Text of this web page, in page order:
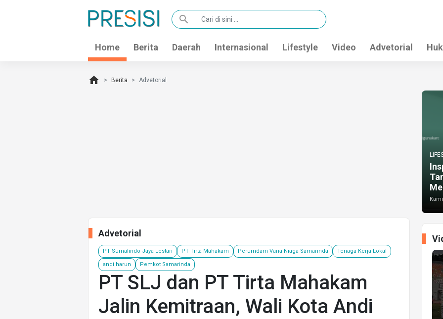
search
Home Berita Daerah Internasional Lifestyle Video Advetorial
home Berita Advetorial
Advetorial
PT Sumalindo Jaya Lestari PT Tirta Mahakam Perumdam Varia Niaga Samarinda Tenaga Kerja Lokal
andi harun Pemkot Samarinda
PT SLJ dan PT Tirta Mahakam
Jalin Kemitraan, Wali Kota Andi